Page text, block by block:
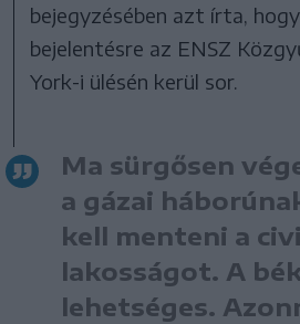
bejegyzésében azt írta,
bejelentésre az ENSZ
York-i ülésén kerül sor.
Ma sürgősen
a gázai
kell menteni a
lakosságot. A
lehetséges.